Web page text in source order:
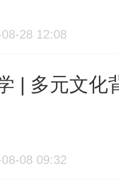
28 12:08
| 多元文化
08 09:32